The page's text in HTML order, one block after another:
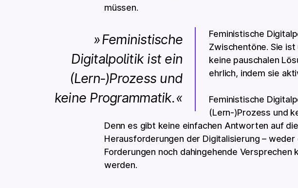
müssen.
Feministische
Digitalpolitik ist ein
(⁠Lern⁠-⁠)⁠Prozess und
keine Programmatik.
Feministische
Zwischentöne. Sie
keine pauschalen
ehrlich, indem sie
Feministische
(⁠Lern⁠-⁠)⁠Prozess und
Denn es gibt keine einfachen Antworten auf
Herausforderungen der Digitalisierung – weder
Forderungen noch dahingehende Versprechen
werden.